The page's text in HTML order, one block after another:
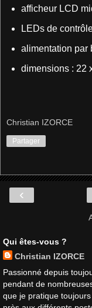
afficheur LCD
LEDs de
alimentation par
dimensions : 22
Christian IZORCE
Partager
‹
Qui êtes-vous ?
Christian IZORCE
Passionné depuis
pendant de
que je pratique